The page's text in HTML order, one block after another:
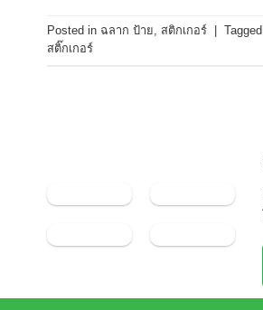
Posted in ฉลาก ป้าย, สติกเกอร์ Tagged
สติ๊กเกอร์